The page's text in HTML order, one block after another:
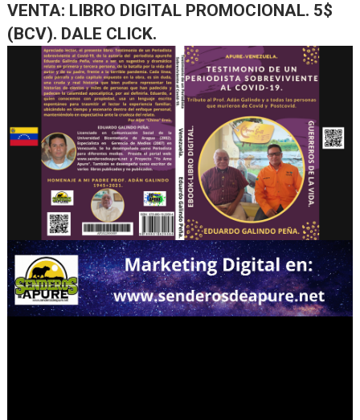
VENTA: LIBRO DIGITAL PROMOCIONAL. 5$
(BCV). DALE CLICK.